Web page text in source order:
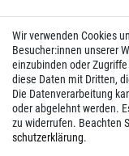
Wir verwenden Cookies
Besucher:innen unserer
einzubinden oder
diese Daten mit Dritten,
Die Datenverarbeitung
oder abgelehnt werden.
zu widerrufen. Beachten
schutz­erklärung.